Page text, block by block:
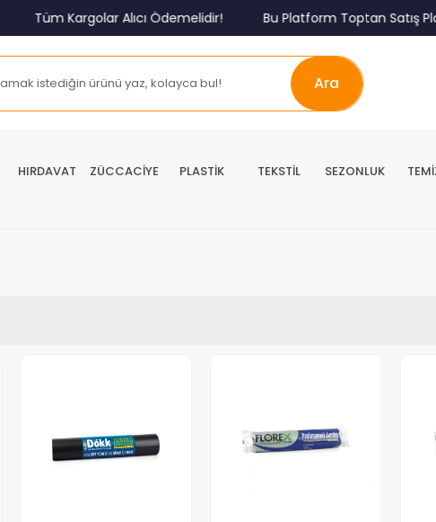
Tüm Kargolar Alıcı Ödemelidir! Bu Platform Toptan Satış
Ara
HIRDAVAT ZÜCCACİYE PLASTİK TEKSTİL SEZONLUK